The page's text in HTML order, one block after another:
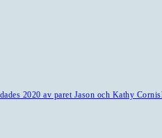
2020 av paret Jason och Kathy